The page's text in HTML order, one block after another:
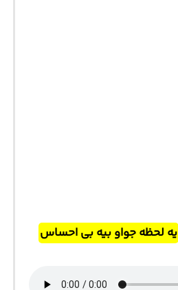
یه لحظه جواو بیه بی احساس